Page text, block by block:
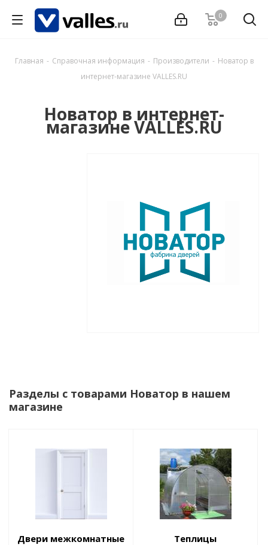
0
Главная - Справочная информация - Производители - Новатор в
интернет-магазине VALLES.RU
Новатор в интернет-
магазине VALLES.RU
Разделы с товарами Новатор в нашем
магазине
Двери межкомнатные Теплицы